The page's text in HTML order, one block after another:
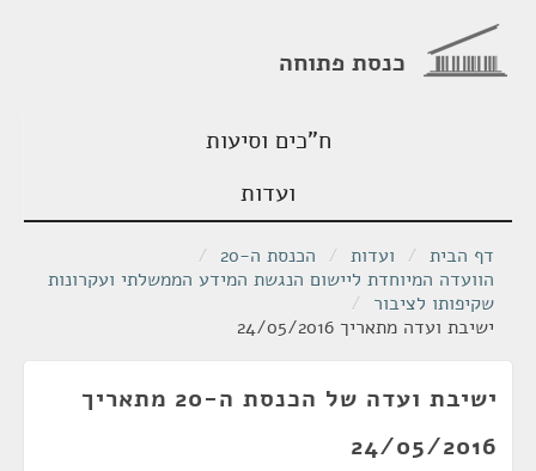
כנסת פתוחה
ח"כים וסיעות
ועדות
דף הבית / ועדות / הכנסת ה-20
/
הוועדה המיוחדת ליישום הנגשת המידע הממשלתי ועקרונות
שקיפותו לציבור /
ישיבת ועדה מתאריך 24/05/2016
ישיבת ועדה של הכנסת ה-20 מתאריך
24/05/2016